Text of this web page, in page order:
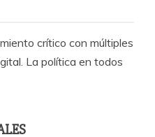
crítico con múltiples
La política en todos